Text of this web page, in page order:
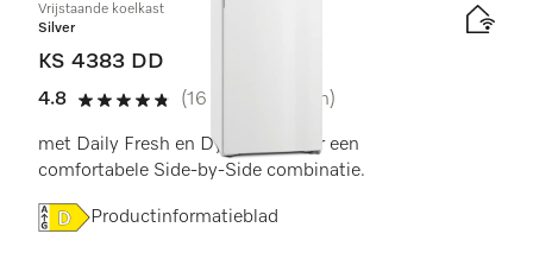
Vrijstaande koelkast
Silver
KS 4383 DD
4.8
4.8 sterren op 5
(16 beoordelingen)
met Daily Fresh en DynaCool voor een
comfortabele Side-by-Side combinatie.
Online Label Flag, Energielabel
Productinformatieblad